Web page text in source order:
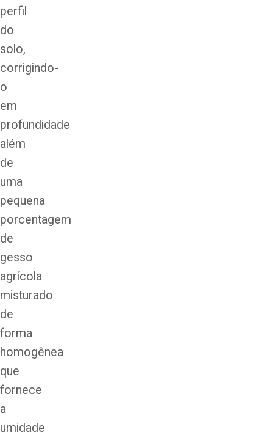
perfil
do
solo,
corrigindo-
o
em
profundidade
além
de
uma
pequena
porcentagem
de
gesso
agrícola
misturado
de
forma
homogênea
que
fornece
a
umidade